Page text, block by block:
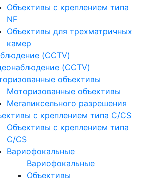
Объективы с креплением типа
NF
Объективы для трехматричных
камер
(CCTV)
(CCTV)
объективы
Моторизованные объективы
Мегапиксельного разрешения
с креплением типа C/CS
Объективы с креплением типа
C/CS
Вариофокальные
Вариофокальные
Объективы